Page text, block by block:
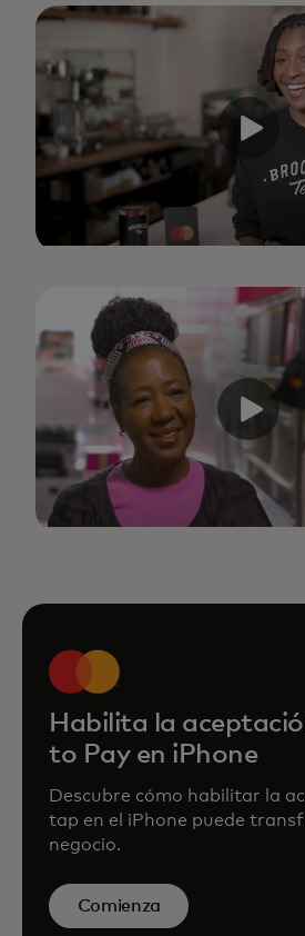
Habilita la
to Pay en iPhone
Descubre cómo habilitar la
tap en el iPhone puede
negocio.
Comienza